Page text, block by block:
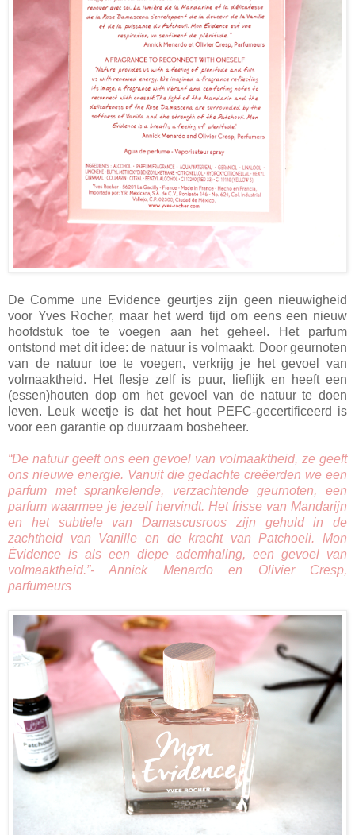
De Comme une Evidence geurtjes zijn geen nieuwigheid
voor Yves Rocher, maar het werd tijd om eens een nieuw
hoofdstuk toe te voegen aan het geheel. Het parfum
ontstond met dit idee: de natuur is volmaakt. Door geurnoten
van de natuur toe te voegen, verkrijg je het gevoel van
volmaaktheid. Het flesje zelf is puur, lieflijk en heeft een
(essen)houten dop om het gevoel van de natuur te doen
leven. Leuk weetje is dat het hout PEFC-gecertificeerd is
voor een garantie op duurzaam bosbeheer.
“De natuur geeft ons een gevoel van volmaaktheid, ze geeft
ons nieuwe energie. Vanuit die gedachte creëerden we een
parfum met sprankelende, verzachtende geurnoten, een
parfum waarmee je jezelf hervindt. Het frisse van Mandarijn
en het subtiele van Damascusroos zijn gehuld in de
zachtheid van Vanille en de kracht van Patchoeli. Mon
Évidence is als een diepe ademhaling, een gevoel van
volmaaktheid.”- Annick Menardo en Olivier Cresp,
parfumeurs